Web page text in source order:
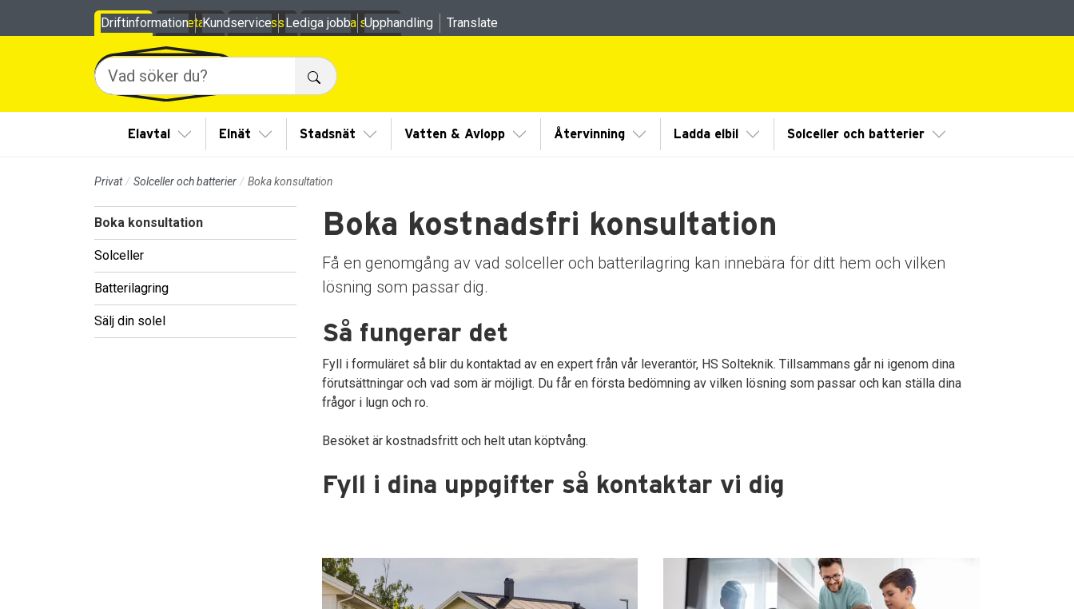
Till sidans huvudinnehåll
Privat
Företag Om oss Mina sidor
Sök
Elavtal Visa/Göm undermeny
Elnät Visa/Göm undermeny
Stadsnät Visa/Göm undermeny
Vatten & Avlopp Visa/Göm undermeny
Återvinning Visa/Göm undermeny
Ladda elbil Visa/Göm undermeny
Solceller och batterier Visa/Göm undermeny
Driftinformation Kundservice Lediga jobb Upphandling Translate
Privat Solceller och batterier Boka konsultation
Boka konsultation
Solceller
Batterilagring
Sälj din solel
Boka kostnadsfri konsultation
Få en genomgång av vad solceller och batterilagring kan innebära för ditt hem och vilken
lösning som passar dig.
Så fungerar det
Fyll i formuläret så blir du kontaktad av en expert från vår leverantör, HS Solteknik. Tillsammans går ni igenom dina
förutsättningar och vad som är möjligt. Du får en första bedömning av vilken lösning som passar och kan ställa dina
frågor i lugn och ro.
Besöket är kostnadsfritt och helt utan köptvång.
Fyll i dina uppgifter så kontaktar vi dig